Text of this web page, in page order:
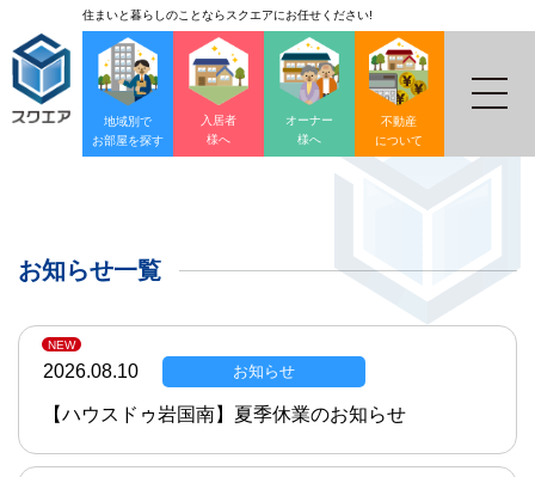
住まいと暮らしのことならスクエアにお任せください!
地域別で
お部屋を探す
入居者
様へ
オーナー
様へ
不動産
について
お知らせ一覧
2026.08.10 お知らせ
【ハウスドゥ岩国南】夏季休業のお知らせ